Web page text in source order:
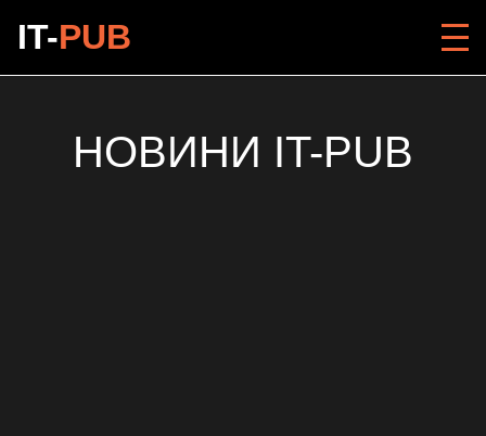
IT-PUB
НОВИНИ IT-PUB